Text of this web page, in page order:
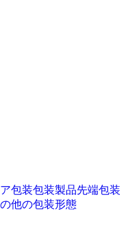
包装包装製品先端包装
他の包装形態